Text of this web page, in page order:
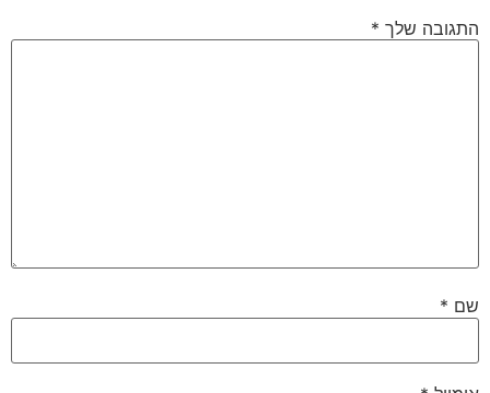
התגובה שלך *
שם *